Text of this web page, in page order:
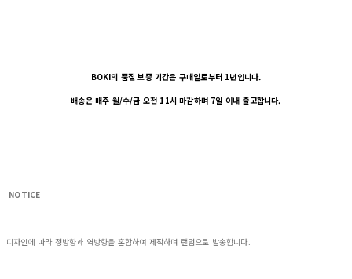
BOKI의 품질 보증 기간은 구매일로부터 1년입니다.
배송은 매주 월/수/금 오전 11시 마감하며 7일 이내 출고합니다.
NOTICE
디자인에 따라 정방향과 역방향을 혼합하여 제작하며 랜덤으로 발송합니다.